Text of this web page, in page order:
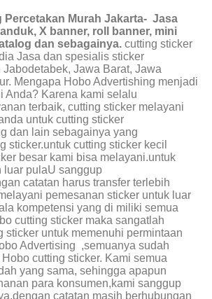
Percetakan Murah Jakarta- Jasa
X banner, roll banner, mini
dan sebagainya. cutting sticker
Jasa dan spesialis sticker
Jawa Barat, Jawa
Mengapa Hobo Advertishing menjadi
Anda? Karena kami selalu
terbaik, cutting sticker melayani
untuk cutting sticker
dan lain sebagainya yang
sticker.untuk cutting sticker kecil
besar kami bisa melayani.untuk
luar pulaU sanggup
catatan harus transfer terlebih
pemesanan sticker untuk luar
kompetensi yang di miliki semua
cutting sticker maka sangatlah
sticker untuk memenuhi permintaan
Advertising ,semuanya sudah
cutting sticker. Kami semua
yang sama, sehingga apapun
para konsumen,kami sanggup
catatan masih berhubungan